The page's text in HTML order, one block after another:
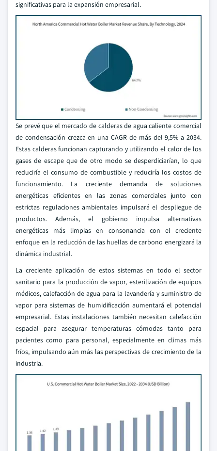
significativas para la expansión empresarial.
Se prevé que el mercado de calderas de agua caliente comercial
de condensación crezca en una CAGR de más del 9,5% a 2034.
Estas calderas funcionan capturando y utilizando el calor de los
gases de escape que de otro modo se desperdiciarían, lo que
reduciría el consumo de combustible y reduciría los costos de
funcionamiento. La creciente demanda de soluciones
energéticas eficientes en las zonas comerciales junto con
estrictas regulaciones ambientales impulsará el despliegue de
productos. Además, el gobierno impulsa alternativas
energéticas más limpias en consonancia con el creciente
enfoque en la reducción de las huellas de carbono energizará la
dinámica industrial.
La creciente aplicación de estos sistemas en todo el sector
sanitario para la producción de vapor, esterilización de equipos
médicos, calefacción de agua para la lavandería y suministro de
vapor para sistemas de humidificación aumentará el potencial
empresarial. Estas instalaciones también necesitan calefacción
espacial para asegurar temperaturas cómodas tanto para
pacientes como para personal, especialmente en climas más
fríos, impulsando aún más las perspectivas de crecimiento de la
industria.